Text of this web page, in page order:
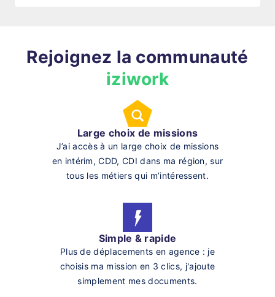
Rejoignez la communauté
iziwork
Large choix de missions
J’ai accès à un large choix de missions
en intérim, CDD, CDI dans ma région, sur
tous les métiers qui m’intéressent.
Simple & rapide
Plus de déplacements en agence : je
choisis ma mission en 3 clics, j'ajoute
simplement mes documents.